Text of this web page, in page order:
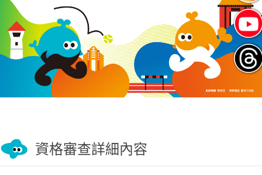
資格審查詳細內容